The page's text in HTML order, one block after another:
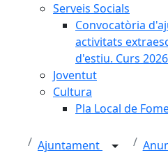
Serveis Socials
Convocatòria
activitats
d'estiu. Curs
Joventut
Cultura
Pla Local de
Ajuntament